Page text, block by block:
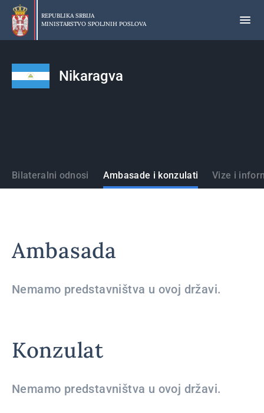
Preskoči
glavni
deo
REPUBLIKA SRBIJA
MINISTARSTVO SPOLJNIH POSLOVA
Nikaragva
Države
Bilateralni odnosi Ambasade i konzulati Vize i
Ambasada
Nemamo predstavništva u ovoj državi.
Konzulat
Nemamo predstavništva u ovoj državi.